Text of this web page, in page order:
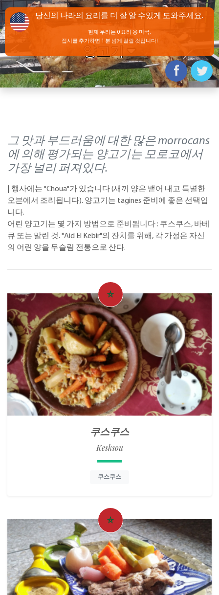
양고기
그 맛과 부드러움에 대한 많은 morrocans
에 의해 평가되는 양고기는 모로코에서
가장 널리 퍼져있다.
| 행사에는 "Choua"가 있습니다 (새끼 양은 뱉어 내고 특별한
오븐에서 조리됩니다). 양고기는 tagines 준비에 좋은 선택입
니다.
어린 양고기는 몇 가지 방법으로 준비됩니다 : 쿠스쿠스, 바베
큐 또는 말린 것. "Aid El Kebir"의 잔치를 위해, 각 가정은 자신
의 어린 양을 무슬림 전통으로 산다.
쿠스쿠스
Kesksou
쿠스쿠스
+